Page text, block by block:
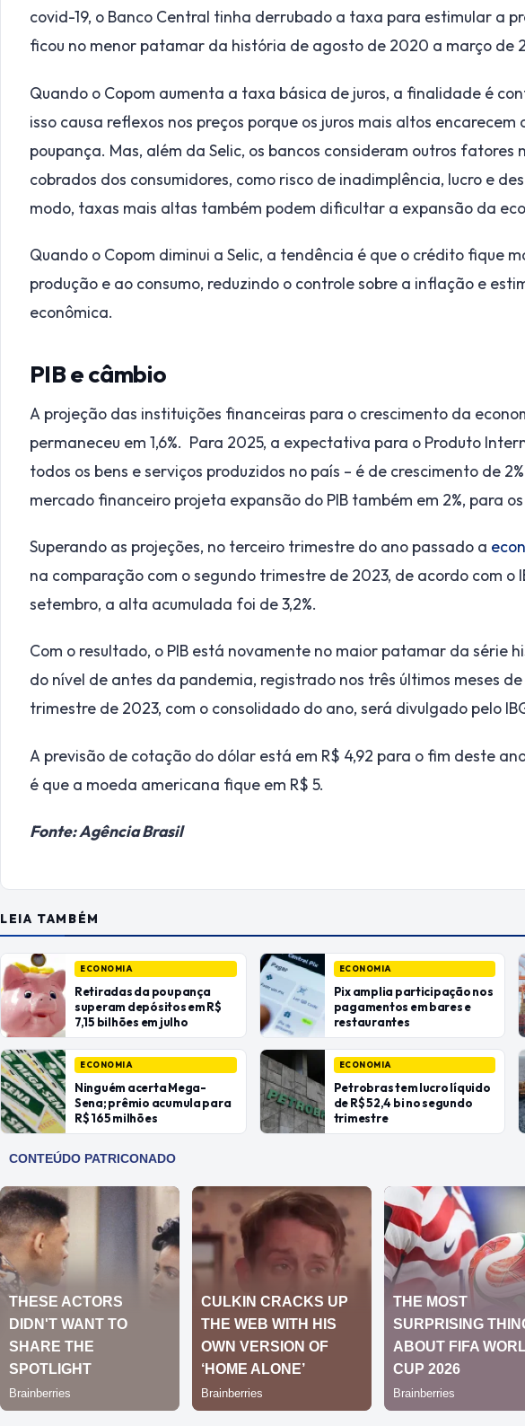
covid-19, o Banco Central tinha derrubado a taxa para estimular a
ficou no menor patamar da história de agosto de 2020 a março de
Quando o Copom aumenta a taxa básica de juros, a finalidade é
isso causa reflexos nos preços porque os juros mais altos
poupança. Mas, além da Selic, os bancos consideram outros fatores
cobrados dos consumidores, como risco de inadimplência, lucro e
modo, taxas mais altas também podem dificultar a expansão da
Quando o Copom diminui a Selic, a tendência é que o crédito fique
produção e ao consumo, reduzindo o controle sobre a inflação e
econômica.
PIB e câmbio
A projeção das instituições financeiras para o crescimento da
permaneceu em 1,6%. Para 2025, a expectativa para o Produto
todos os bens e serviços produzidos no país – é de crescimento de
mercado financeiro projeta expansão do PIB também em 2%, para
Superando as projeções, no terceiro trimestre do ano passado a
na comparação com o segundo trimestre de 2023, de acordo com o
setembro, a alta acumulada foi de 3,2%.
Com o resultado, o PIB está novamente no maior patamar da série
do nível de antes da pandemia, registrado nos três últimos meses
trimestre de 2023, com o consolidado do ano, será divulgado pelo
A previsão de cotação do dólar está em R$ 4,92 para o fim deste
é que a moeda americana fique em R$ 5.
Fonte: Agência Brasil
LEIA TAMBÉM
ECONOMIA
Retiradas da poupança
superam depósitos em R$
7,15 bilhões em julho
ECONOMIA
Ninguém acerta Mega-
Sena; prêmio acumula para
R$ 165 milhões
ECONOMIA
Pix amplia participação nos
pagamentos em bares e
restaurantes
ECONOMIA
Petrobras tem lucro líquido
de R$ 52,4 bi no segundo
trimestre